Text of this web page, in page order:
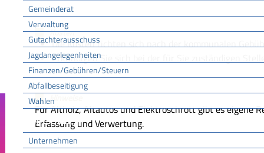
Gemeinderat
Verwaltung
Gutachterausschuss
Jagdangelegenheiten
Finanzen/Gebühren/Steuern
Abfallbeseitigung
Wahlen
Wirtschaft
Unternehmen
Kosten
Die Kosten richten sich nach der kommunalen
Erkundigen Sie sich bei der für Sie zuständigen Stelle.
Hinweise
Für Altholz, Altautos und Elektroschrott gibt es eigene
Erfassung und Verwertung.